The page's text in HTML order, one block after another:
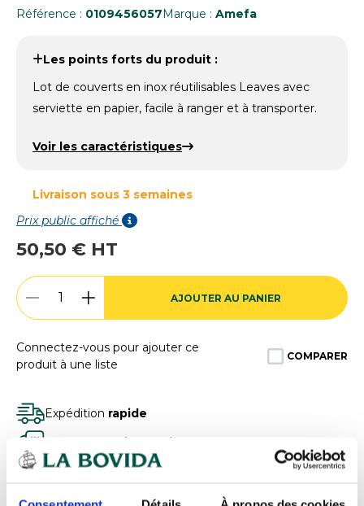
Référence : 0109456057Marque : Amefa
Les points forts du produit :
Lot de couverts en inox réutilisables Leaves avec
serviette en papier, facile à ranger et à transporter.
Voir les caractéristiques
Livraison sous 3 semaines
Prix public affiché
50,50 € HT
AJOUTER AU PANIER
Connectez-vous pour ajouter ce
produit à une liste
COMPARER
Expédition rapide
à votre écoute
Paiement100% sécurisé
Devisgratuits